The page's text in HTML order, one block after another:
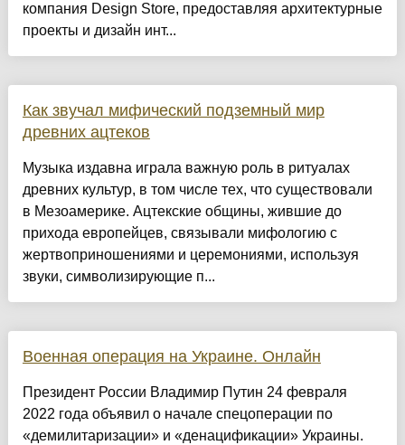
компания Design Store, предоставляя архитектурные
проекты и дизайн инт...
Как звучал мифический подземный мир
древних ацтеков
Музыка издавна играла важную роль в ритуалах
древних культур, в том числе тех, что существовали
в Мезоамерике. Ацтекские общины, жившие до
прихода европейцев, связывали мифологию с
жертвоприношениями и церемониями, используя
звуки, символизирующие п...
Военная операция на Украине. Онлайн
Президент России Владимир Путин 24 февраля
2022 года объявил о начале спецоперации по
«демилитаризации» и «денацификации» Украины.